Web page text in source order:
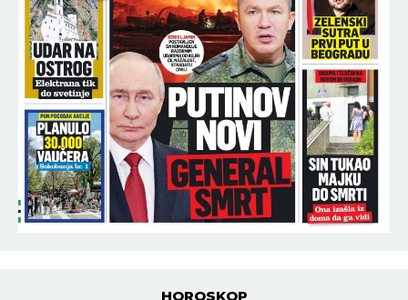
HOROSKOP